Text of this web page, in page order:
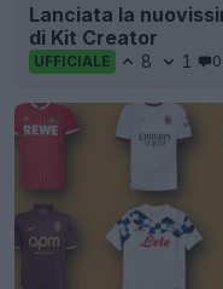
Lanciata la
di Kit Creator
UFFICIALE 8 1 0